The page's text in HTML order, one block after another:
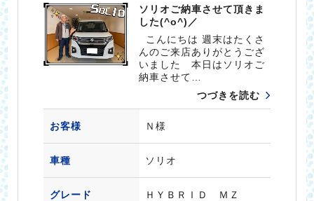
ソリオご納車させて頂きま
した(^o^)／
こんにちは 週末はたくさ
んのご来店ありがとうござ
いました 本日はソリオご
納車させて…
つづきを読む
お客様 Ｎ様
車種 ソリオ
グレード ＨＹＢＲＩＤ ＭＺ